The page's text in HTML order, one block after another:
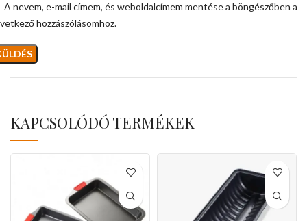
A nevem, e-mail címem, és weboldalcímem mentése a böngészőben a
hozzászólásomhoz.
KAPCSOLÓDÓ TERMÉKEK